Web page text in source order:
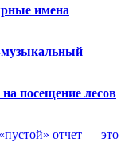
имена
музыкальный
посещение лесов
отчет — это